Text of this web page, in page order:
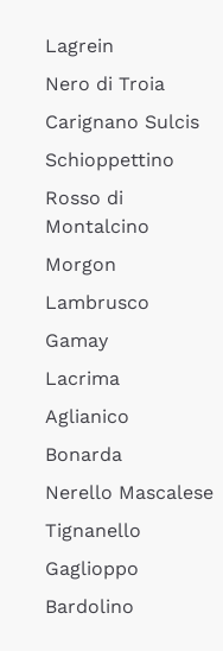
Lagrein
Nero di Troia
Carignano Sulcis
Schioppettino
Rosso di
Montalcino
Morgon
Lambrusco
Gamay
Lacrima
Aglianico
Bonarda
Nerello Mascalese
Tignanello
Gaglioppo
Bardolino